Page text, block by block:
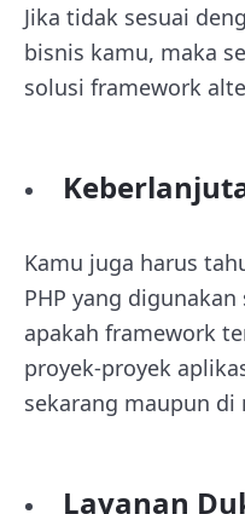
Jika tidak sesuai
bisnis kamu, maka
solusi framework
Kamu juga harus
PHP yang
apakah framework
proyek-proyek
sekarang maupun di
Layanan